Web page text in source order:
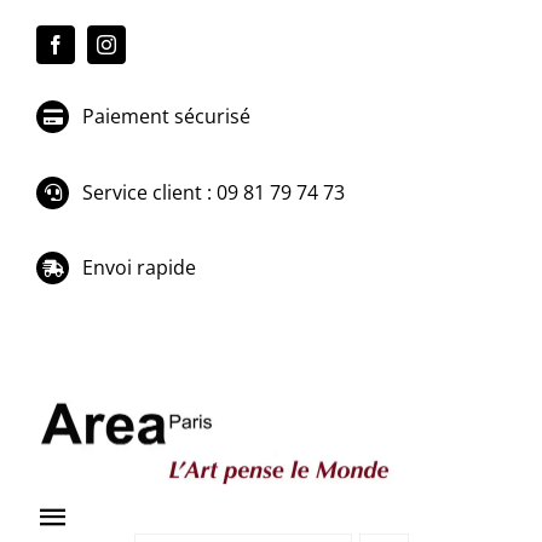
Paiement sécurisé
Service client : 09 81 79 74 73
Envoi rapide